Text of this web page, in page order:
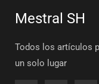
Mestral SH
Todos los artículos
un solo lugar